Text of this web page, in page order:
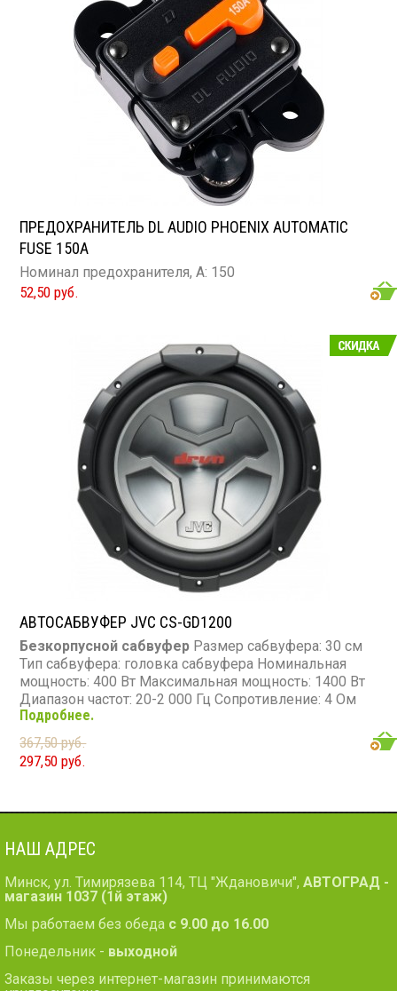
ПРЕДОХРАНИТЕЛЬ DL AUDIO PHOENIX AUTOMATIC
FUSE 150A
Номинал предохранителя, А: 150
52,50 руб.
АВТОСАБВУФЕР JVC CS-GD1200
Безкорпусной сабвуфер Размер сабвуфера: 30 см
Тип сабвуфера: головка сабвуфера Номинальная
мощность: 400 Вт Максимальная мощность: 1400 Вт
Диапазон частот: 20-2 000 Гц Сопротивление: 4 Ом
Подробнее.
367,50 руб.
297,50 руб.
НАШ АДРЕС
Минск, ул. Тимирязева 114, ТЦ "Ждановичи", АВТОГРАД -
магазин 1037 (1й этаж)
Мы работаем без обеда с 9.00 до 16.00
Понедельник - выходной
Заказы через интернет-магазин принимаются